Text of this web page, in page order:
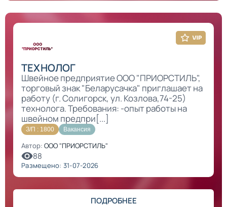
ТЕХНОЛОГ
Швейное предприятие ООО "ПРИОРСТИЛЬ",
торговый знак "Беларусачка" приглашает на
работу (г. Солигорск, ул. Козлова,74-25)
технолога. Требования: -опыт работы на
швейном предпри[...]
З/П : 1800 Вакансия
Автор: ООО "ПРИОРСТИЛЬ"
88
Размещено: 31-07-2026
ПОДРОБНЕЕ